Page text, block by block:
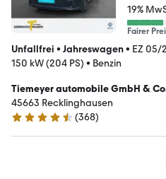
19%
Fairer
Unfallfrei • Jahreswagen• EZ 05/
150 kW (204 PS) • Benzin
Tiemeyer automobile GmbH &
45663 Recklinghausen
4.5 Sterne
(368)